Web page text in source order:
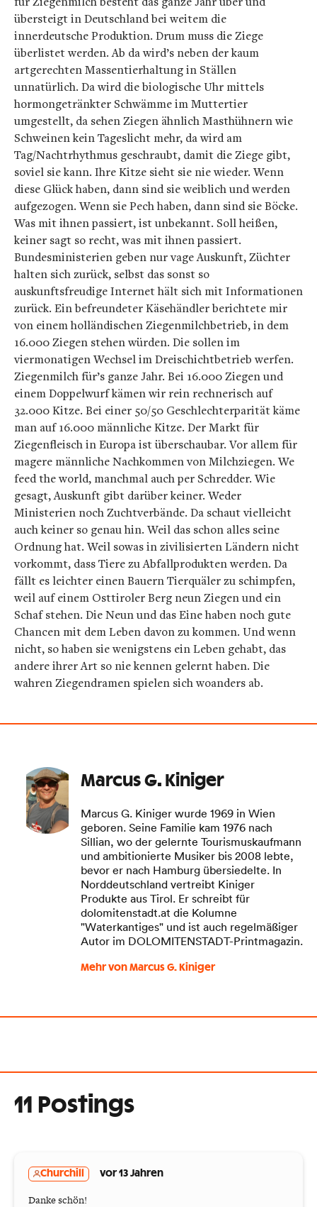
übersteigt in Deutschland bei weitem die
innerdeutsche Produktion. Drum muss die Ziege
überlistet werden. Ab da wird’s neben der kaum
artgerechten Massentierhaltung in Ställen
unnatürlich. Da wird die biologische Uhr mittels
hormongetränkter Schwämme im Muttertier
umgestellt, da sehen Ziegen ähnlich Masthühnern wie
Schweinen kein Tageslicht mehr, da wird am
Tag/Nachtrhythmus geschraubt, damit die Ziege gibt,
soviel sie kann. Ihre Kitze sieht sie nie wieder. Wenn
diese Glück haben, dann sind sie weiblich und werden
aufgezogen. Wenn sie Pech haben, dann sind sie Böcke.
Was mit ihnen passiert, ist unbekannt. Soll heißen,
keiner sagt so recht, was mit ihnen passiert.
Bundesministerien geben nur vage Auskunft, Züchter
halten sich zurück, selbst das sonst so
auskunftsfreudige Internet hält sich mit Informationen
zurück. Ein befreundeter Käsehändler berichtete mir
von einem holländischen Ziegenmilchbetrieb, in dem
16.000 Ziegen stehen würden. Die sollen im
viermonatigen Wechsel im Dreischichtbetrieb werfen.
Ziegenmilch für’s ganze Jahr. Bei 16.000 Ziegen und
einem Doppelwurf kämen wir rein rechnerisch auf
32.000 Kitze. Bei einer 50/50 Geschlechterparität käme
man auf 16.000 männliche Kitze. Der Markt für
Ziegenfleisch in Europa ist überschaubar. Vor allem für
magere männliche Nachkommen von Milchziegen. We
feed the world, manchmal auch per Schredder. Wie
gesagt, Auskunft gibt darüber keiner. Weder
Ministerien noch Zuchtverbände. Da schaut vielleicht
auch keiner so genau hin. Weil das schon alles seine
Ordnung hat. Weil sowas in zivilisierten Ländern nicht
vorkommt, dass Tiere zu Abfallprodukten werden. Da
fällt es leichter einen Bauern Tierquäler zu schimpfen,
weil auf einem Osttiroler Berg neun Ziegen und ein
Schaf stehen. Die Neun und das Eine haben noch gute
Chancen mit dem Leben davon zu kommen. Und wenn
nicht, so haben sie wenigstens ein Leben gehabt, das
andere ihrer Art so nie kennen gelernt haben. Die
wahren Ziegendramen spielen sich woanders ab.
Marcus G. Kiniger
Marcus G. Kiniger wurde 1969 in Wien
geboren. Seine Familie kam 1976 nach
Sillian, wo der gelernte Tourismuskaufmann
und ambitionierte Musiker bis 2008 lebte,
bevor er nach Hamburg übersiedelte. In
Norddeutschland vertreibt Kiniger
Produkte aus Tirol. Er schreibt für
dolomitenstadt.at die Kolumne
"Waterkantiges" und ist auch regelmäßiger
Autor im DOLOMITENSTADT-Printmagazin.
Mehr von Marcus G. Kiniger
11 Postings
Churchill vor 13 Jahren
Danke schön!